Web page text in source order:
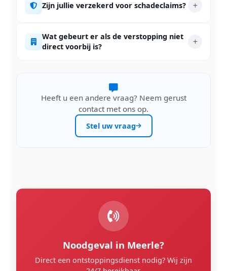
Zijn jullie verzekerd voor schadeclaims?
Wat gebeurt er als de verstopping niet
direct voorbij is?
Heeft u een andere vraag? Neem gerust
contact met ons op.
Stel uw vraag
Noodgeval in Meerle?
Direct een ontstoppingsdienst nodig? Wij zijn